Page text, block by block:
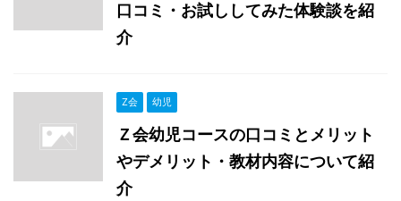
口コミ・お試ししてみた体験談を紹
介
Z会 幼児
Ｚ会幼児コースの口コミとメリット
やデメリット・教材内容について紹
介